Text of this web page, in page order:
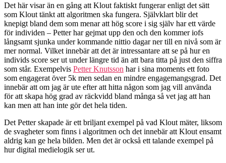
Det här visar än en gång att Klout faktiskt fungerar enligt det sätt
som Klout tänkt att algoritmen ska fungera. Självklart blir det
knepigt bland dem som menar att hög score i sig själv har ett värde
för individen – Petter har gejmat upp den och den kommer iofs
långsamt sjunka under kommande nittio dagar ner till en nivå som är
mer normal. Vilket innebär att det är intressantare att se på hur en
individs score ser ut under längre tid än att bara titta på just den siffra
som står. Exempelvis Petter Knutsson har i sina moments ett foto
som engagerat över 5k men sedan en mindre engagemangsgrad. Det
innebär att om jag är ute efter att hitta någon som jag vill använda
för att skapa hög grad av räckvidd bland många så vet jag att han
kan men att han inte gör det hela tiden.
Det Petter skapade är ett briljant exempel på vad Klout mäter, liksom
de svagheter som finns i algoritmen och det innebär att Klout ensamt
aldrig kan ge hela bilden. Men det är också ett talande exempel på
hur digital medielogik ser ut.